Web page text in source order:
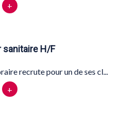
+
sanitaire H/F
recrute pour un de ses cl...
+